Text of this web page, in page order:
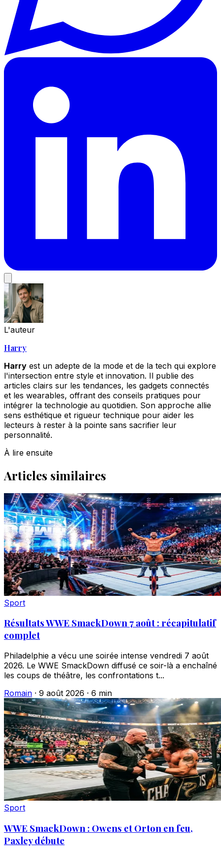
L'auteur
Harry
Harry est un adepte de la mode et de la tech qui explore
l'intersection entre style et innovation. Il publie des
articles clairs sur les tendances, les gadgets connectés
et les wearables, offrant des conseils pratiques pour
intégrer la technologie au quotidien. Son approche allie
sens esthétique et rigueur technique pour aider les
lecteurs à rester à la pointe sans sacrifier leur
personnalité.
À lire ensuite
Articles similaires
Sport
Résultats WWE SmackDown 7 août : récapitulatif
complet
Philadelphie a vécu une soirée intense vendredi 7 août
2026. Le WWE SmackDown diffusé ce soir-là a enchaîné
les coups de théâtre, les confrontations t...
Romain · 9 août 2026 · 6 min
Sport
WWE SmackDown : Owens et Orton en feu,
Paxley débute